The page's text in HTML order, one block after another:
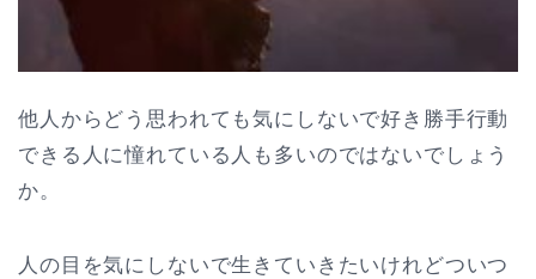
他人からどう思われても気にしないで好き勝手行動
できる人に憧れている人も多いのではないでしょう
か。
人の目を気にしないで生きていきたいけれどついつ